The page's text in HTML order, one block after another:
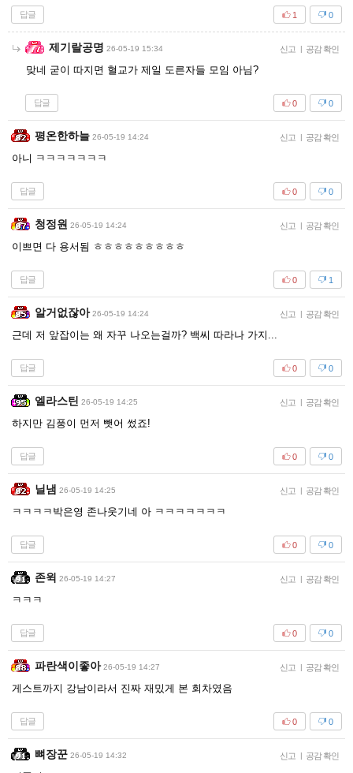
답글 0
1
제기랄공명 26-05-19 15:34 신고 | 공감 확인
맞네 굳이 따지면 혈교가 제일 도른자들 모임 아님?
답글 0
0
평온한하늘 26-05-19 14:24 신고 | 공감 확인
아니 ㅋㅋㅋㅋㅋㅋㅋ
답글 0
0
청정원 26-05-19 14:24 신고 | 공감 확인
이쁘면 다 용서됨 ㅎㅎㅎㅎㅎㅎㅎㅎㅎ
답글 1
0
알거없잖아 26-05-19 14:24 신고 | 공감 확인
근데 저 앞잡이는 왜 자꾸 나오는걸까? 백씨 따라나 가지...
답글 0
0
엘라스틴 26-05-19 14:25 신고 | 공감 확인
하지만 김풍이 먼저 뺏어 썼죠!
답글 0
0
닐냄 26-05-19 14:25 신고 | 공감 확인
ㅋㅋㅋㅋ박은영 존나웃기네 아 ㅋㅋㅋㅋㅋㅋㅋ
답글 0
0
존윅 26-05-19 14:27 신고 | 공감 확인
ㅋㅋㅋ
답글 0
0
파란색이좋아 26-05-19 14:27 신고 | 공감 확인
게스트까지 강남이라서 진짜 재밌게 본 회차였음
답글 0
0
뼈장꾼 26-05-19 14:32 신고 | 공감 확인